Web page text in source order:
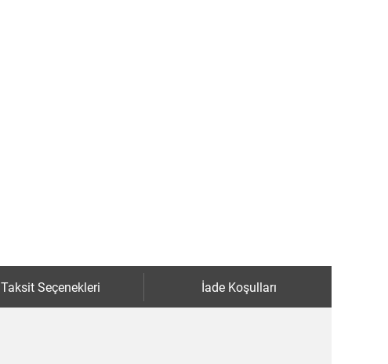
Taksit Seçenekleri İade Koşulları